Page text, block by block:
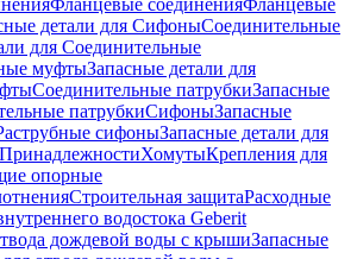
Фланцевые соединенияФланцевые
детали для СифоныСоединительные
для Соединительные
муфтыЗапасные детали для
Соединительные патрубкиЗапасные
патрубкиСифоныЗапасные
сифоныЗапасные детали для
ПринадлежностиХомутыКрепления для
опорные
Строительная защитаРасходные
водостока Geberit
дождевой воды с крышиЗапасные